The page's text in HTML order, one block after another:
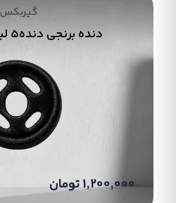
گیربکس
دنده برنجی دنده5 لیفان620 اصلی
1,200,000 تومان